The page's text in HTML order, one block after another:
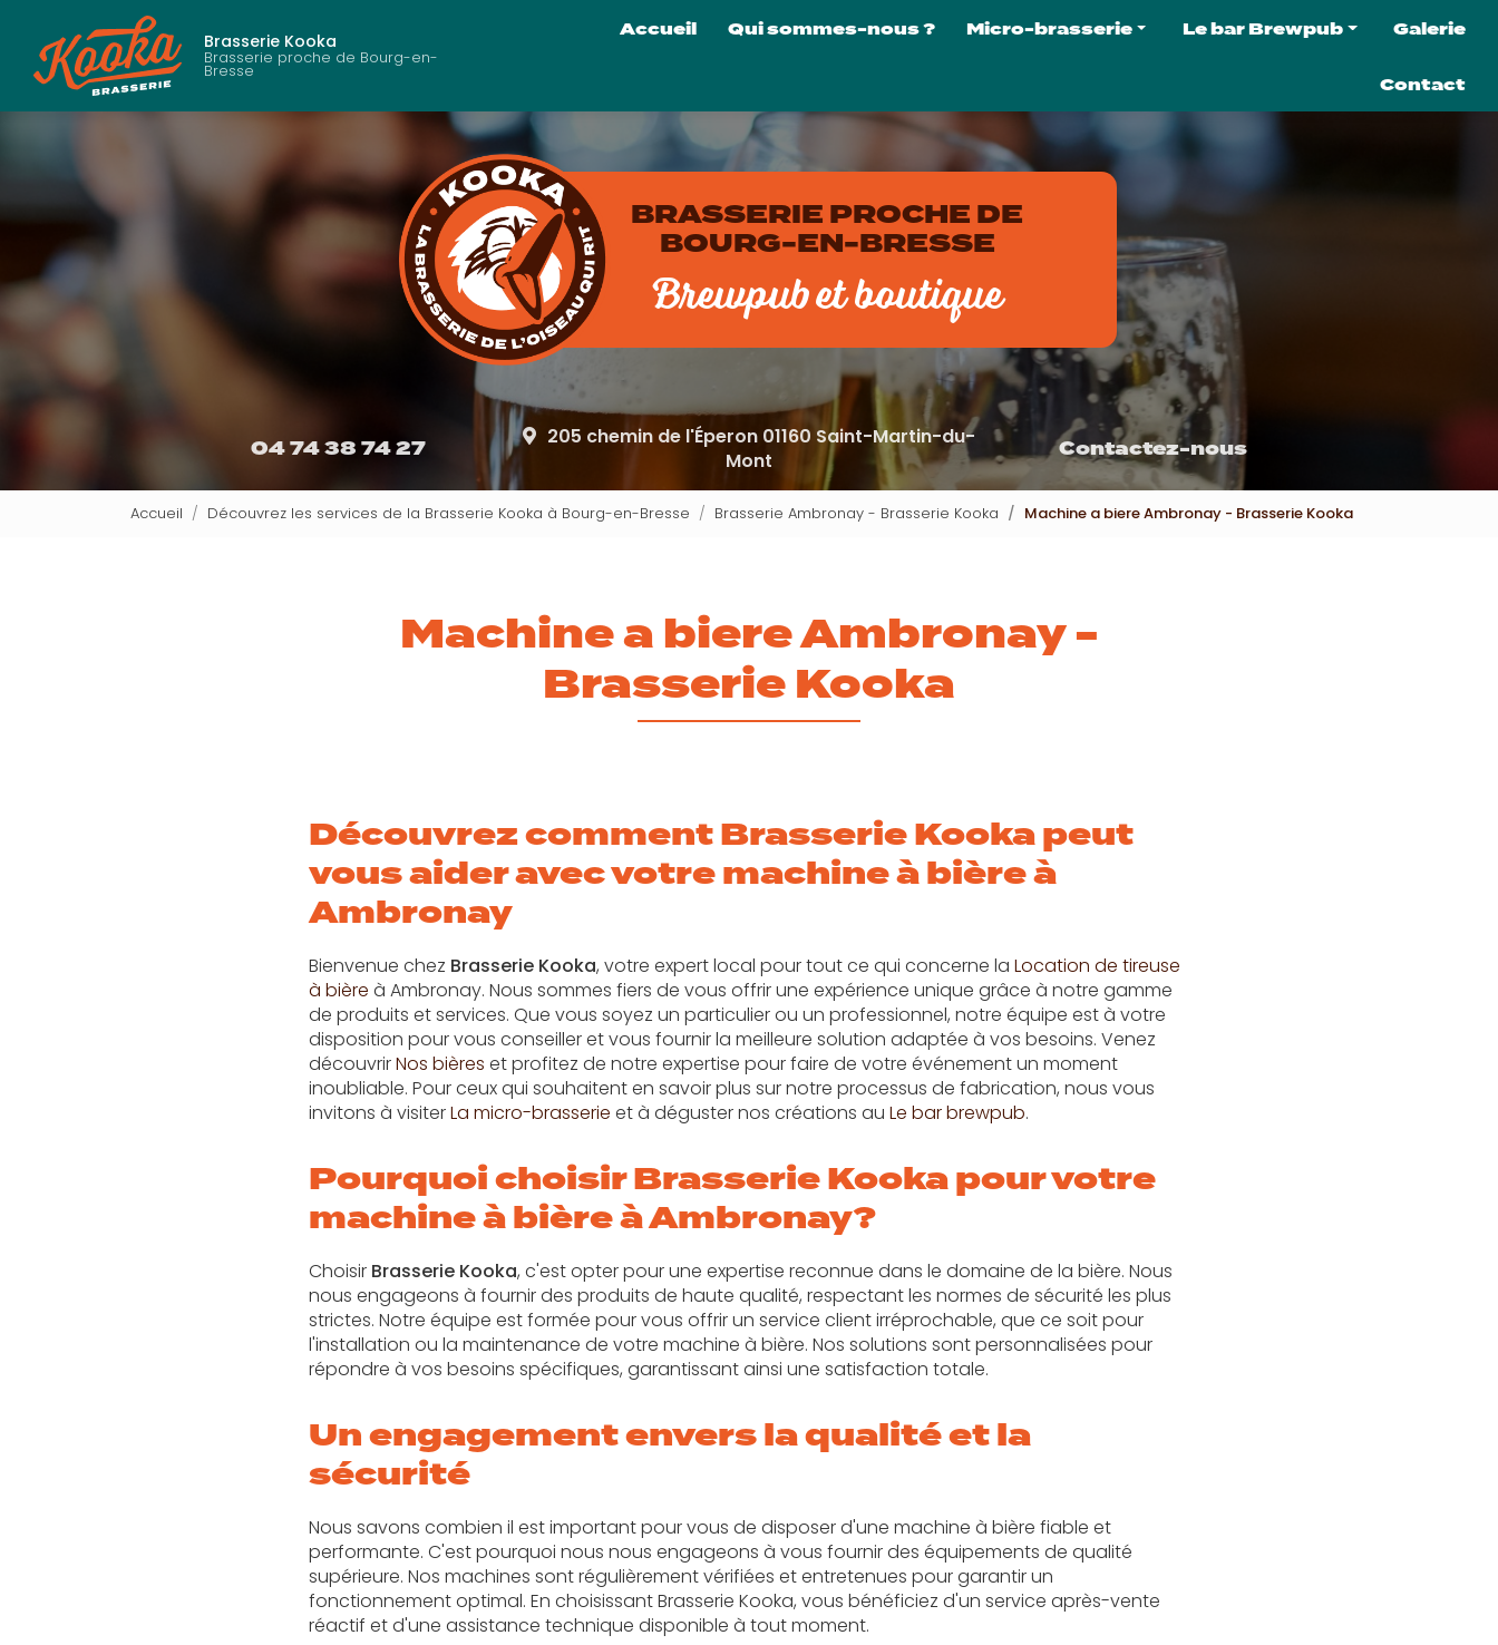
contenu
principal
Brasserie Kooka
Brasserie proche de Bourg-en-
Bresse
Accueil Qui sommes-nous ? Micro-brasserie
Nos bières
Nos softs
Visiter la brasserie
Location de tireuse
Le bar Brewpub
C'est quoi un brewpub ?
L'agenda
Galerie
Contact
BRASSERIE PROCHE DE
BOURG-EN-BRESSE
Brewpub et boutique
04 74 38 74 27
205 chemin de l'Éperon 01160 Saint-Martin-du-
Mont
Contactez-nous
Accueil Découvrez les services de la Brasserie Kooka à Bourg-en-Bresse Brasserie Ambronay - Brasserie Kooka Machine a biere Ambronay - Brasserie Kooka
Machine a biere Ambronay -
Brasserie Kooka
Découvrez comment Brasserie Kooka peut
vous aider avec votre machine à bière à
Ambronay
Bienvenue chez Brasserie Kooka, votre expert local pour tout ce qui concerne la Location de tireuse
à bière à Ambronay. Nous sommes fiers de vous offrir une expérience unique grâce à notre gamme
de produits et services. Que vous soyez un particulier ou un professionnel, notre équipe est à votre
disposition pour vous conseiller et vous fournir la meilleure solution adaptée à vos besoins. Venez
découvrirNos bières et profitez de notre expertise pour faire de votre événement un moment
inoubliable. Pour ceux qui souhaitent en savoir plus sur notre processus de fabrication, nous vous
invitons à visiterLa micro-brasserie et à déguster nos créations au Le bar brewpub.
Pourquoi choisir Brasserie Kooka pour votre
machine à bière à Ambronay?
Choisir Brasserie Kooka, c'est opter pour une expertise reconnue dans le domaine de la bière. Nous
nous engageons à fournir des produits de haute qualité, respectant les normes de sécurité les plus
strictes. Notre équipe est formée pour vous offrir un service client irréprochable, que ce soit pour
l'installation ou la maintenance de votre machine à bière. Nos solutions sont personnalisées pour
répondre à vos besoins spécifiques, garantissant ainsi une satisfaction totale.
Un engagement envers la qualité et la
sécurité
Nous savons combien il est important pour vous de disposer d'une machine à bière fiable et
performante. C'est pourquoi nous nous engageons à vous fournir des équipements de qualité
supérieure. Nos machines sont régulièrement vérifiées et entretenues pour garantir un
fonctionnement optimal. En choisissant Brasserie Kooka, vous bénéficiez d'un service après-vente
réactif et d'une assistance technique disponible à tout moment.